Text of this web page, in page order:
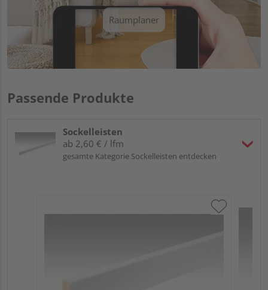
Raumplaner
Passende Produkte
Sockelleisten
ab 2,60 € / lfm
gesamte Kategorie Sockelleisten entdecken